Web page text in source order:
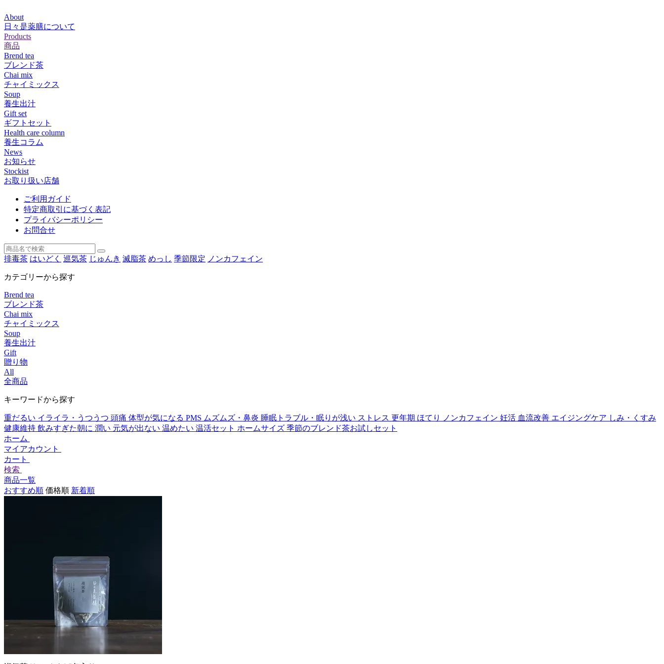
About
日々是薬膳について
Products
商品
Brend tea
ブレンド茶
Chai mix
チャイミックス
Soup
養生出汁
Gift set
ギフトセット
Health care column
養生コラム
News
お知らせ
Stockist
お取り扱い店舗
ご利用ガイド
特定商取引に基づく表記
プライバシーポリシー
お問合せ
排毒茶 はいどく 巡気茶 じゅんき 滅脂茶 めっし 季節限定 ノンカフェイン
カテゴリーから探す
Brend tea
ブレンド茶
Chai mix
チャイミックス
Soup
養生出汁
Gift
贈り物
All
全商品
キーワードから探す
重だるい イライラ・うつうつ 頭痛 体型が気になる PMS ムズムズ・鼻炎 睡眠トラブル・眠りが浅い ストレス 更年期 ほてり ノンカフェイン 妊活 血流改善 エイジングケア しみ・くすみ
健康維持 飲みすぎた朝に 潤い 元気が出ない 温めたい 温活セット ホームサイズ 季節のブレンド茶お試しセット
ホーム
マイアカウント
カート
検索
商品一覧
おすすめ順 価格順 新着順